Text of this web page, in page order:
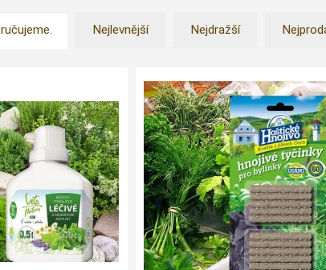
Nejlevnější Nejdražší